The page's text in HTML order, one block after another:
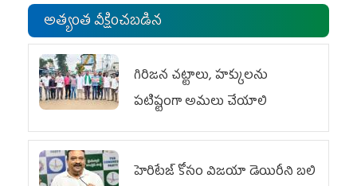
అత్యంత వీక్షించబడిన
గిరిజన చట్టాలు, హక్కులను
పటిష్టంగా అమలు చేయాలి
హెరిటేజ్ కోసం విజయా డెయిరీని బలి